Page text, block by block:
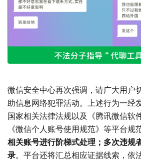
微信安全中心再次强调，请广大用户
助信息网络犯罪活动。上述行为一经
国家相关法律法规以及《腾讯微信软
《微信个人账号使用规范》等平台规
相关账号进行阶梯式处理；多次违规
录。平台还将汇总相应证据线索，依